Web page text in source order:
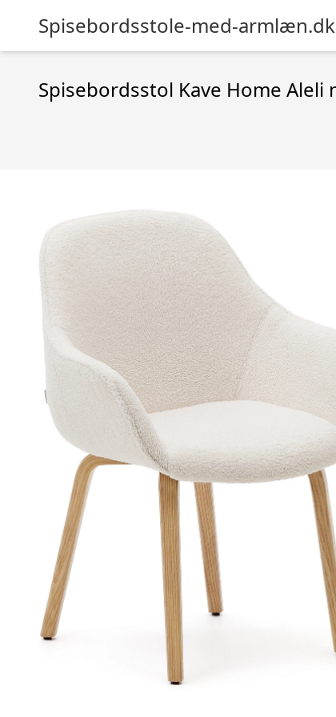
Spisebordsstole-med-armlæn.dk
Spisebordsstol Kave Home